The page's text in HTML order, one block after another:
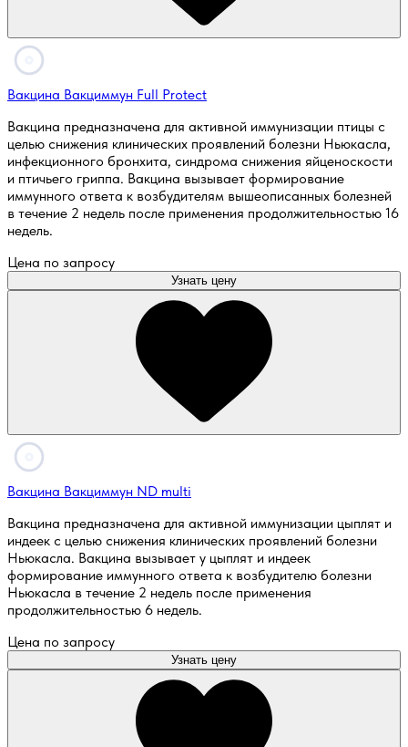
Вакцина Вакциммун Full Protect
Вакцина предназначена для активной иммунизации птицы с
целью снижения клинических проявлений болезни Ньюкасла,
инфекционного бронхита, синдрома снижения яйценоскости
и птичьего гриппа. Вакцина вызывает формирование
иммунного ответа к возбудителям вышеописанных болезней
в течение 2 недель после применения продолжительностью 16
недель.
Цена по запросу
Узнать цену
Вакцина Вакциммун ND multi
Вакцина предназначена для активной иммунизации цыплят и
индеек с целью снижения клинических проявлений болезни
Ньюкасла. Вакцина вызывает у цыплят и индеек
формирование иммунного ответа к возбудителю болезни
Ньюкасла в течение 2 недель после применения
продолжительностью 6 недель.
Цена по запросу
Узнать цену